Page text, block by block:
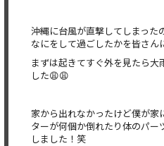
沖縄に台風が直撃してしまった
なにをして過ごしたかを皆さん
まずは起きてすぐ外を見たら
した😩😩
家から出れなかったけど僕が家
ターが何個か倒れたり体のパ
しました！笑